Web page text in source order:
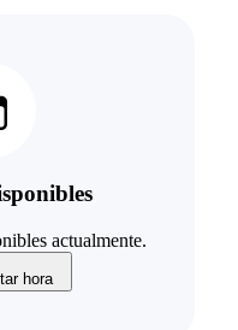
actualmente.
hora